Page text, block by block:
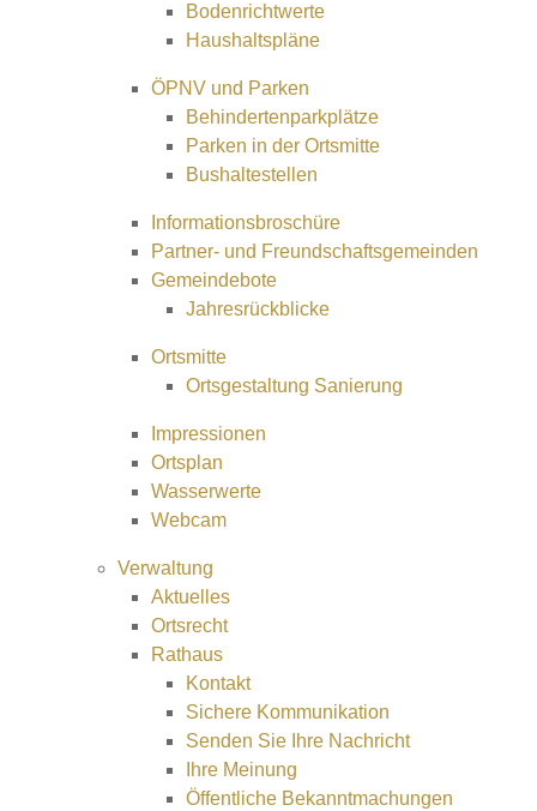
Bodenrichtwerte
Haushaltspläne
ÖPNV und Parken
Behindertenparkplätze
Parken in der Ortsmitte
Bushaltestellen
Informationsbroschüre
Partner- und Freundschaftsgemeinden
Gemeindebote
Jahresrückblicke
Ortsmitte
Ortsgestaltung Sanierung
Impressionen
Ortsplan
Wasserwerte
Webcam
Verwaltung
Aktuelles
Ortsrecht
Rathaus
Kontakt
Sichere Kommunikation
Senden Sie Ihre Nachricht
Ihre Meinung
Öffentliche Bekanntmachungen